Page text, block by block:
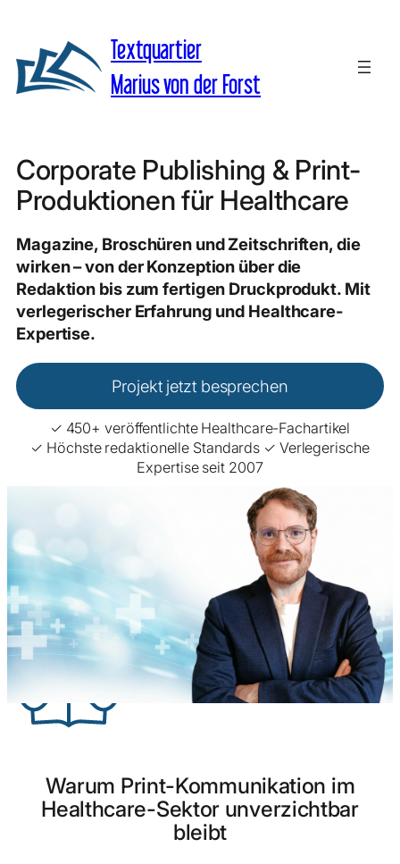
springen
Textquartier
Marius von der Forst
Corporate Publishing & Print-
Produktionen für Healthcare
Magazine, Broschüren und Zeitschriften, die
wirken – von der Konzeption über die
Redaktion bis zum fertigen Druckprodukt. Mit
verlegerischer Erfahrung und Healthcare-
Expertise.
Projekt jetzt besprechen
✓ 450+ veröffentlichte Healthcare-Fachartikel
✓ Höchste redaktionelle Standards ✓ Verlegerische
Expertise seit 2007
Warum Print-Kommunikation im
Healthcare-Sektor unverzichtbar
bleibt